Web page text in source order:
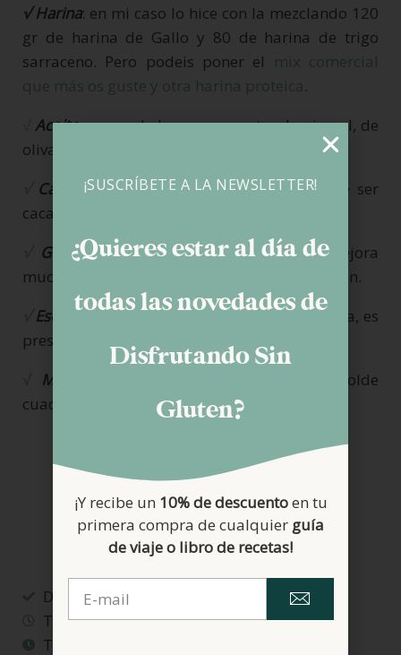
√ Harina: en mi caso lo hice con la mezclando 120
gr de harina de Gallo y 80 de harina de trigo
sarraceno. Pero podeis poner el
mix comercial
que más os guste y otra harina proteica.
Aceite: se puede hacer con acetre de girasol, de
oliva o mezclando ambas.
Cacao
: no vale el tipo Neskuik. Tiene que ser
cacao desgrasado sin azucares añadidos.
Goma xantana:es prescindible pero mejora
muchísimo las texturas de las masas sin gluten.
Esencia de vainilla: Si no tenéis o no os gusta, es
prescindible.
Molde
: este bizcocho lo hice en un molde
cuadrado de 18 cm.
Dificultad: FACIL
Tiempo preparación: 20 minutos
Tiempo total: 1 hora y cuarto
¡SUSCRÍBETE A LA NEWSLETTER!
¿Quieres estar al día de
todas las novedades de
Disfrutando Sin
Gluten?
¡Y recibe un 10% de descuentoen tu
primera compra de cualquier guía
de viaje o libro de recetas!